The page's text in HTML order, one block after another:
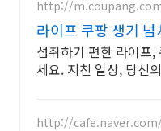
http://
라이프 쿠팡 생기
섭취하기 편한 라이프
세요. 지친 일상, 당신
http://